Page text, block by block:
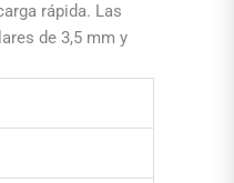
rápida. Las
de 3,5 mm y